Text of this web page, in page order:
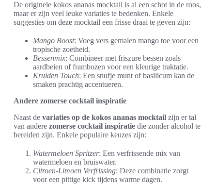
De originele kokos ananas mocktail is al een schot in de roos,
maar er zijn veel leuke variaties te bedenken. Enkele
suggesties om deze mocktail een frisse draai te geven zijn:
Mango Boost: Voeg vers gemalen mango toe voor een
tropische zoetheid.
Bessenmix: Combineer met friszure bessen zoals
aardbeien of frambozen voor een kleurige traktatie.
Kruiden Touch: Een snufje munt of basilicum kan de
smaken prachtig accentueren.
Andere zomerse cocktail inspiratie
Naast de variaties op de kokos ananas mocktail zijn er tal
van andere zomerse cocktail inspiratie die zonder alcohol te
bereiden zijn. Enkele populaire keuzes zijn:
Watermeloen Spritzer: Een verfrissende mix van
watermeloen en bruiswater.
Citroen-Limoen Verfrissing: Deze combinatie zorgt
voor een pittige kick tijdens warme dagen.